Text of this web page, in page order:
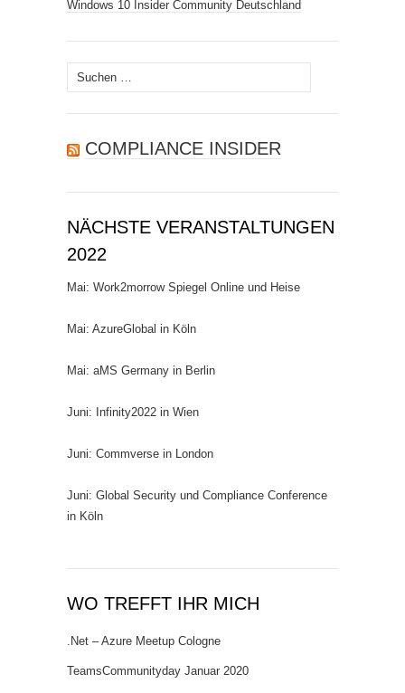
Windows 10 Insider Community Deutschland
Suchen
nach:
COMPLIANCE INSIDER
NÄCHSTE VERANSTALTUNGEN
2022
Mai: Work2morrow Spiegel Online und Heise
Mai: AzureGlobal in Köln
Mai: aMS Germany in Berlin
Juni: Infinity2022 in Wien
Juni: Commverse in London
Juni: Global Security und Compliance Conference
in Köln
WO TREFFT IHR MICH
.Net – Azure Meetup Cologne
TeamsCommunityday Januar 2020